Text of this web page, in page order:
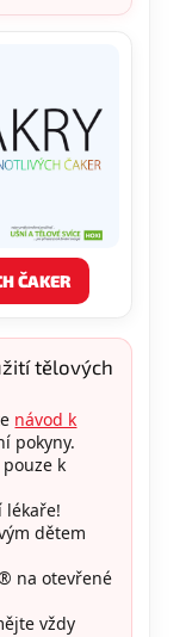
ČAKER
tělových
návod k
pokyny.
k
lékaře!
dětem
na otevřené
vždy